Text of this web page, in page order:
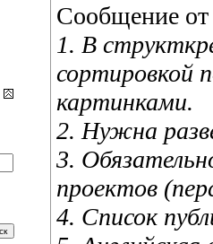
Сообщение
1. В
сортировкой
картинками.
2. Нужна
3.
проектов
4. Список